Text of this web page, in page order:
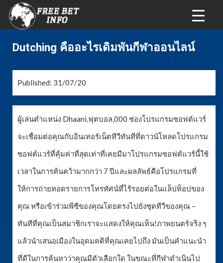
Dutching คืออะไรเดิมพันกีฬาออนไลน์
Published: 31/07/20
ผู้เล่นตำแหน่ง Dhaani,ฟุตบอล,000 ช่องโปรแกรมซอฟต์แวร์
จะเชื่อมต่อคุณกับอินเทอร์เน็ตทีวีทันทีที่ดาวน์โหลดโปรแกรม
ซอฟต์แวร์ที่คุ้มค่าที่สุดเท่าที่เคยมีมาโปรแกรมซอฟต์แวร์นี้ใช้
เวลาในการค้นคว้ามากกว่า 7 ปีและผลลัพธ์คือโปรแกรมที่
ให้การถ่ายทอดรายการโทรทัศน์ที่ไร้รอยต่อในแล็ปท็อปของ
คุณ หรือเข้าร่วมพีซีของคุณโดยตรงไปยังชุดทีวีของคุณ –
ทันทีที่คุณเป็นสมาชิกเราจะแสดงให้คุณเห็น!ภาพยนตร์จริง ๆ
แล้วนำเสนอเมืองในอุดมคติที่คุณเคยไปถึง มันเป็นคำแนะนำ
ที่ดีในการค้นหาว่าคุณมีตัวเลือกใด ในขณะที่กีฬาดำเนินไป